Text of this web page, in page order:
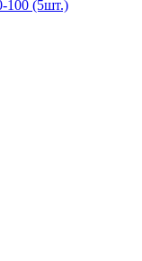
100 (5шт.)